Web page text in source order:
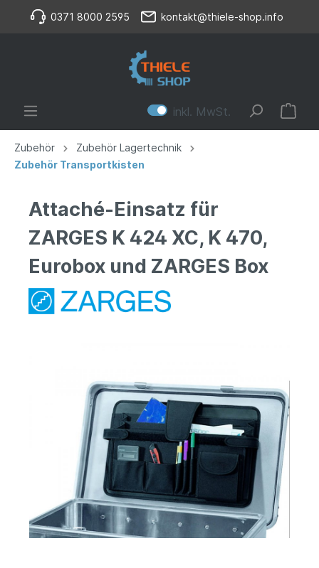
0371 8000 2595 kontakt@thiele-shop.info
inkl. MwSt.
Zubehör
Zubehör Lagertechnik
Zubehör Transportkisten
Attaché-Einsatz für
ZARGES K 424 XC, K 470,
Eurobox und ZARGES Box